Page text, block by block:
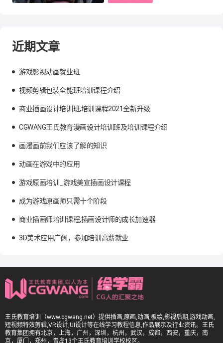
近期文章
游戏影视动画就业班
视频剪辑包装全能班培训课程介绍
商业插画设计培训班,培训课程2021全新升级
CGWANG王氏教育漫画设计培训班及培训课程介绍
画漫画前我们应该了解的知识
动画在游戏中的应用
游戏原画培训_游戏美宣插画设计课程
成为游戏原画师只需十个阶段
商业插画师培训课程,插画设计师的成长加速器
3D美术应用广阔，参加培训高薪就业
王氏教育培训（www.cgwang.net）提供插画,原画,动画,板绘,影视后期,游戏动画,
短视频特效剪辑,VR设计,UI设计等在线学习教程信息,作品展示及行业资讯。王氏
教育集团拥有北京，上海，广州，深圳，杭州，武汉，成都，西安，重庆，南
京，厦门，郑州，青岛13个王氏教育培训学校校区。